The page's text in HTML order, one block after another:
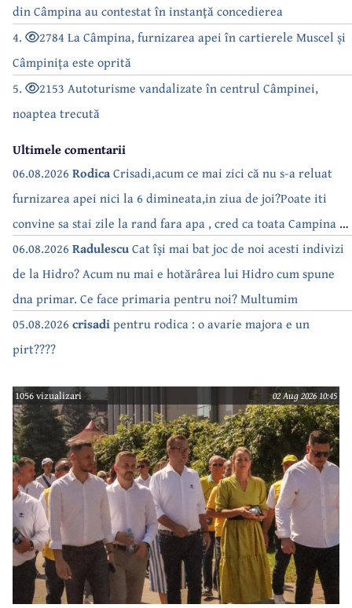
din Câmpina au contestat în instanță concedierea
4.
2784 La Câmpina, furnizarea apei în cartierele Muscel și
Câmpinița este oprită
5.
2153 Autoturisme vandalizate în centrul Câmpinei,
noaptea trecută
Ultimele comentarii
06.08.2026 RodicaCrisadi,acum ce mai zici că nu s-a reluat
furnizarea apei nici la 6 dimineata,in ziua de joi?Poate iti
convine sa stai zile la rand fara apa , cred ca toata Campina s-
a săturat de cate ori se tot oprește apa!!
06.08.2026 RadulescuCat își mai bat joc de noi acesti indivizi
de la Hidro? Acum nu mai e hotărârea lui Hidro cum spune
dna primar. Ce face primaria pentru noi? Multumim
05.08.2026 crisadipentru rodica : o avarie majora e un
pirt????
1056 vizualizari 02 Aug 2026 10:45